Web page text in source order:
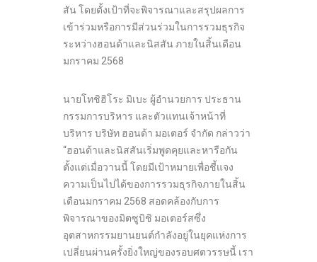
สัน โดยตั้งเป้าที่จะพิจารณาและสรุปผลการ
เข้าร่วมหรือการมีส่วนร่วมในการรวมธุรกิจ
ระหว่างฮอนด้าและนิสสัน ภายในสิ้นเดือน
มกราคม 2568
นายโทชิฮิโระ มิเบะ ผู้อำนวยการ ประธาน
กรรมการบริหาร และตัวแทนเจ้าหน้าที่
บริหาร บริษัท ฮอนด้า มอเตอร์ จำกัด กล่าวว่า
“ฮอนด้าและนิสสันเริ่มพูดคุยและหารือกัน
ตั้งแต่เมื่อวานนี้ โดยมีเป้าหมายเพื่อชี้แจง
ความเป็นไปได้ของการรวมธุรกิจภายในสิ้น
เดือนมกราคม 2568 สอดคล้องกับการ
พิจารณาของมิตซูบิชิ มอเตอร์สซึ่ง
อุตสาหกรรมยานยนต์กำลังอยู่ในยุคแห่งการ
เปลี่ยนผ่านครั้งยิ่งใหญ่ของรอบศตวรรษนี้ เรา